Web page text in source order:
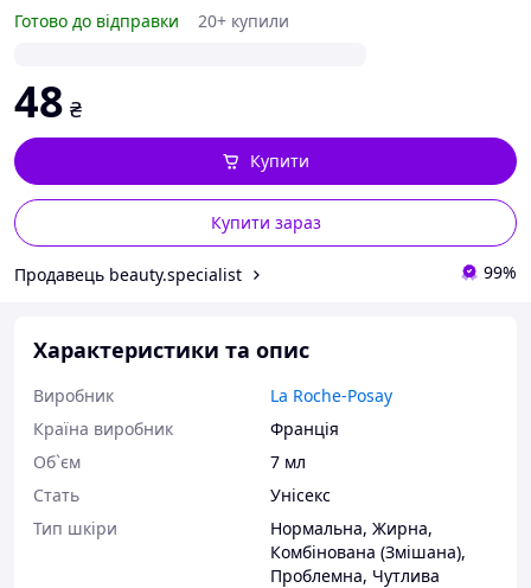
Готово до відправки
20+ купили
48 ₴
Купити зараз
Купити
Продавець beauty.specialist 99%
Характеристики та опис
Виробник
La Roche-Posay
Країна виробник
Франція
Об`єм
7 мл
Стать
Унісекс
Тип шкіри
Нормальна, Жирна,
Комбінована (Змішана),
Проблемна, Чутлива